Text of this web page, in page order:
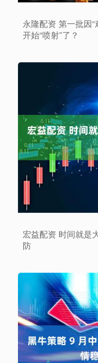
永隆配资 第一批因
开始“喷射”了？
宏益配资 时间就是
防